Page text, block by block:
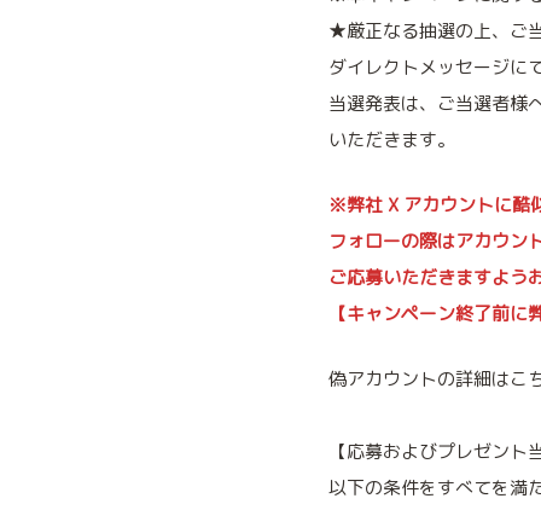
★厳正なる抽選の上、ご
ダイレクトメッセージに
当選発表は、ご当選者様
いただきます。
※弊社 X アカウントに酷
フォローの際はアカウン
ご応募いただきますよう
【キャンペーン終了前
偽アカウントの詳細はこ
【応募およびプレゼント
以下の条件をすべてを満